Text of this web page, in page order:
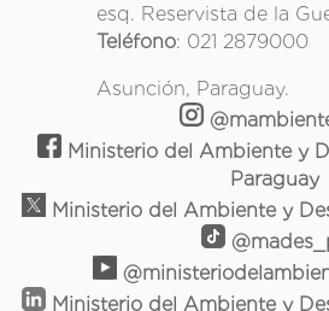
esq. Reservista de la
Teléfono: 021 2879000
Asunción, Paraguay.
Ministerio del Ambiente y
Paraguay
Ministerio del Ambiente y
Ministerio del Ambiente y